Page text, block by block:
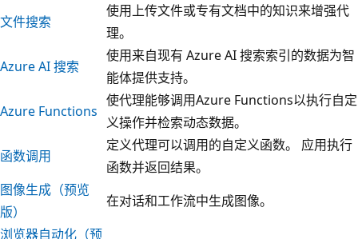
文件搜索
使用上传文件或专有文档中的知识来增强代
理。
Azure AI 搜索
使用来自现有 Azure AI 搜索索引的数据为智
能体提供支持。
Azure Functions
使代理能够调用Azure Functions以执行自定
义操作并检索动态数据。
函数调用
定义代理可以调用的自定义函数。 应用执行
函数并返回结果。
图像生成（预览
版）
在对话和工作流中生成图像。
浏览器自动化（预